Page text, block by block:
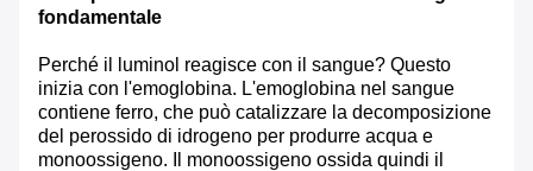
fondamentale
Perché il luminol reagisce con il sangue? Questo
inizia con l'emoglobina. L'emoglobina nel sangue
contiene ferro, che può catalizzare la decomposizione
del perossido di idrogeno per produrre acqua e
monoossigeno. Il monoossigeno ossida quindi il